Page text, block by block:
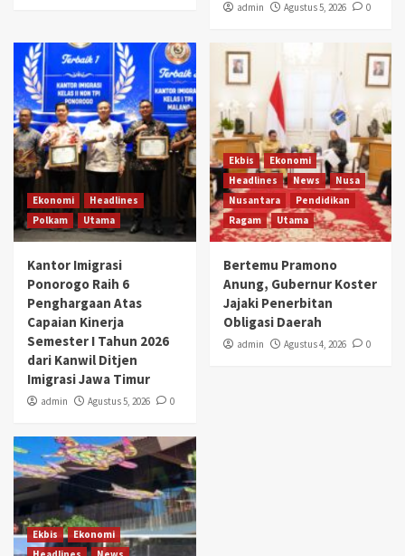
admin Agustus 5, 2026 0
Ekonomi
Headlines
Polkam
Utama
Kantor Imigrasi
Ponorogo Raih 6
Penghargaan Atas
Capaian Kinerja
Semester I Tahun 2026
dari Kanwil Ditjen
Imigrasi Jawa Timur
admin Agustus 5, 2026 0
Ekbis
Ekonomi
Headlines
News
Nusa
Nusantara
Pendidikan
Ragam
Utama
Bertemu Pramono
Anung, Gubernur Koster
Jajaki Penerbitan
Obligasi Daerah
admin Agustus 4, 2026 0
Ekbis
Ekonomi